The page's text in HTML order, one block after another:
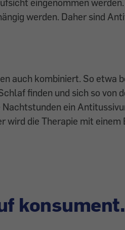
werden. Daher sind
auch kombiniert. So etwa
finden und sich so von
ein
wird die Therapie mit